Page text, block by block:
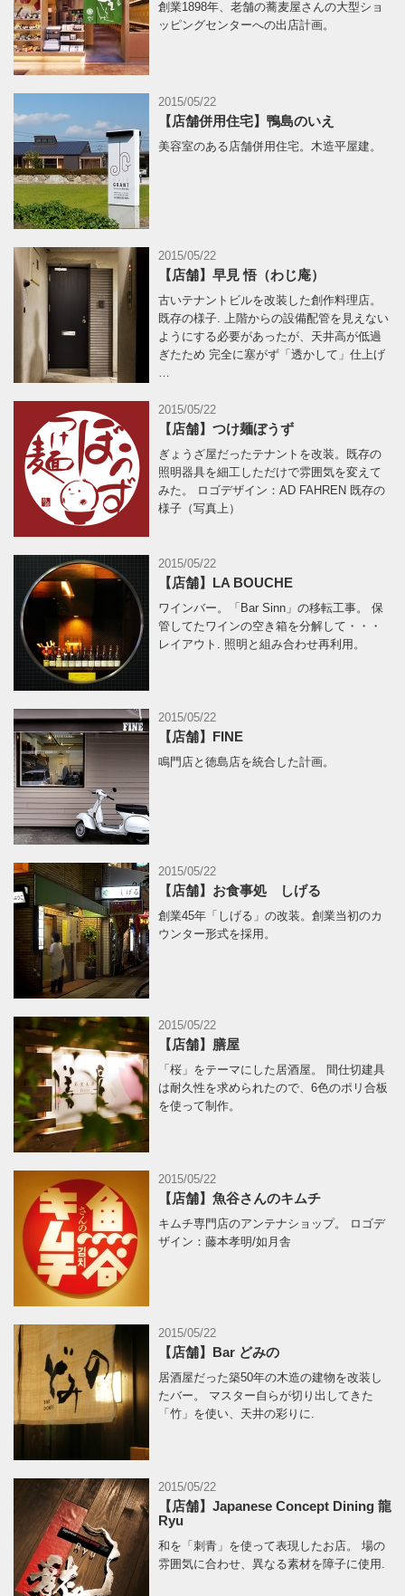
創業1898年、老舗の蕎麦屋さんの大型ショ
ッピングセンターへの出店計画。
2015/05/22
【店舗併用住宅】鴨島のいえ
美容室のある店舗併用住宅。木造平屋建。
2015/05/22
【店舗】早見 悟（わじ庵）
古いテナントビルを改装した創作料理店。
既存の様子. 上階からの設備配管を見えない
ようにする必要があったが、天井高が低過
ぎたため 完全に塞がず「透かして」仕上げ
…
2015/05/22
【店舗】つけ麺ぼうず
ぎょうざ屋だったテナントを改装。既存の
照明器具を細工しただけで雰囲気を変えて
みた。 ロゴデザイン：AD FAHREN 既存の
様子（写真上）
2015/05/22
【店舗】LA BOUCHE
ワインバー。「Bar Sinn」の移転工事。 保
管してたワインの空き箱を分解して・・・
レイアウト. 照明と組み合わせ再利用。
2015/05/22
【店舗】FINE
鳴門店と徳島店を統合した計画。
2015/05/22
【店舗】お食事処 しげる
創業45年「しげる」の改装。創業当初のカ
ウンター形式を採用。
2015/05/22
【店舗】膳屋
「桜」をテーマにした居酒屋。 間仕切建具
は耐久性を求められたので、6色のポリ合板
を使って制作。
2015/05/22
【店舗】魚谷さんのキムチ
キムチ専門店のアンテナショップ。 ロゴデ
ザイン：藤本孝明/如月舎
2015/05/22
【店舗】Bar どみの
居酒屋だった築50年の木造の建物を改装し
たバー。 マスター自らが切り出してきた
「竹」を使い、天井の彩りに.
2015/05/22
【店舗】Japanese Concept Dining 龍
Ryu
和を「刺青」を使って表現したお店。 場の
雰囲気に合わせ、異なる素材を障子に使用.